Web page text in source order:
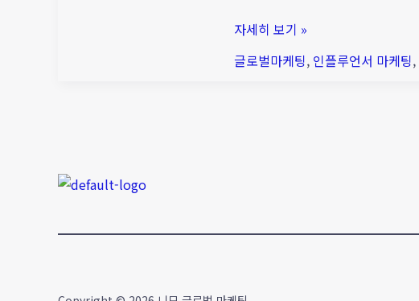
벌
플
징
자세히 보기 »
글로벌마케팅, 인플루언서 마케팅,